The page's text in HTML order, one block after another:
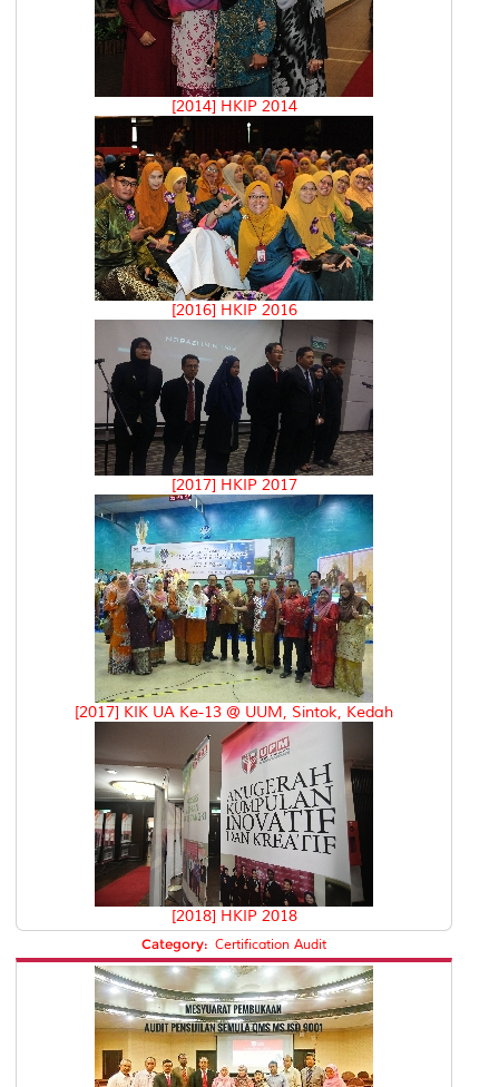
[2014] HKIP 2014
[2016] HKIP 2016
[2017] HKIP 2017
[2017] KIK UA Ke-13 @ UUM, Sintok, Kedah
[2018] HKIP 2018
Category: Certification Audit